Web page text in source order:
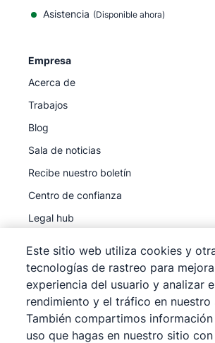
Asistencia (Disponible ahora)
Empresa
Acerca de
Trabajos
Blog
Sala de noticias
Recibe nuestro boletín
Centro de confianza
Legal hub
©2026Pipedrive
Este sitio web utiliza cookies y
tecnologías de rastreo para
experiencia del usuario y analizar
rendimiento y el tráfico en nuestro
También compartimos
uso que hagas en nuestro sitio